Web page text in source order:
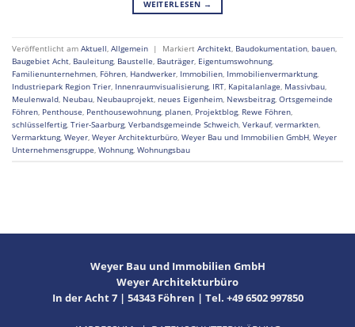
WEITERLESEN →
Veröffentlicht am Aktuell Allgemein | Markiert Architekt Baudokumentation bauen
Baugebiet Acht Bauleitung, Baustelle Bauträger Eigentumswohnung,
Familienunternehmen Föhren Handwerker Immobilien Immobilienvermarktung,
Industriepark Region Trier Innenraumvisualisierung, IRT Kapitalanlage Massivbau
Meulenwald Neubau Neubauprojekt neues Eigenheim Newsbeitrag, Ortsgemeinde
Föhren Penthouse Penthousewohnung, planen Projektblog, Rewe Föhren
schlüsselfertig, Trier-Saarburg, Verbandsgemeinde Schweich Verkauf, vermarkten
Vermarktung, Weyer Weyer Architekturbüro Weyer Bau und Immobilien GmbH Weyer
Unternehmensgruppe Wohnung, Wohnungsbau
Weyer Bau und Immobilien GmbH
Weyer Architekturbüro
In der Acht 7 | 54343 Föhren | Tel. +49 6502 997850